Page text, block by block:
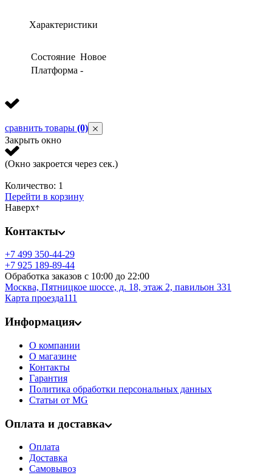
Характеристики
Состояние Новое
Платформа -
сравнить товары (0)
Закрыть окно
(Окно закроется через сек.)
Количество: 1
Перейти в корзину
Наверх
Контакты
+7 499 350-44-29
+7 925 189-89-44
Обработка заказов с 10:00 до 22:00
Москва, Пятницкое шоссе, д. 18, этаж 2, павильон 331
Карта проезда111
Информация
О компании
О магазине
Контакты
Гарантия
Политика обработки персональных данных
Статьи от MG
Оплата и доставка
Оплата
Доставка
Самовывоз